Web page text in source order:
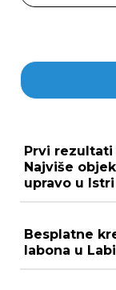
Prvi
Najviše
upravo u Istri
Besplatne
labona u